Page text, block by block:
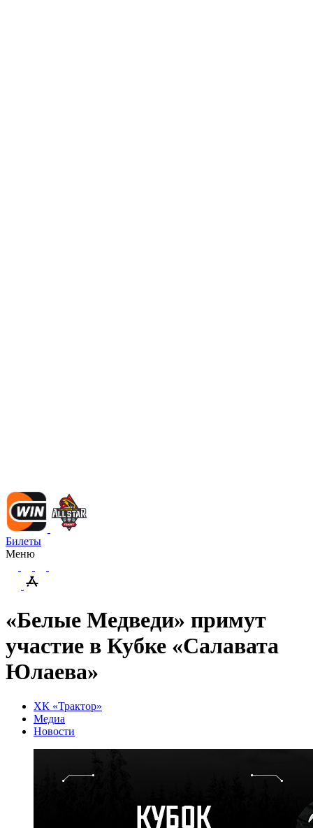
Билеты
Меню
«Белые Медведи» примут
участие в Кубке «Салавата
Юлаева»
ХК «Трактор»
Медиа
Новости